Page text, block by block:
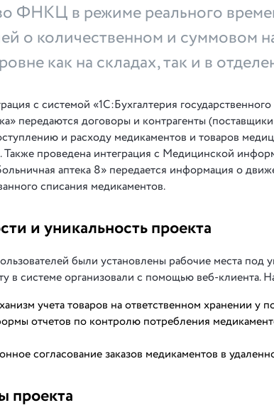
ФНКЦ в режиме реального
о количественном и суммовом
как на складах, так и в
с системой «1С:Бухгалтерия
передаются договоры и контрагенты
и расходу медикаментов и товаров
Также проведена интеграция с Медицинской
аптека 8» передается информация о
списания медикаментов.
и уникальность проекта
были установлены рабочие места
в системе организовали с помощью веб-клиента.
учета товаров на ответственном хранении у
отчетов по контролю потребления
согласование заказов медикаментов в
проекта